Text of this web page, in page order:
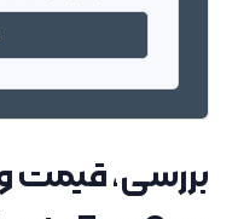
بررسی، قیمت